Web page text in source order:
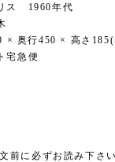
1960年代
行450 × 高さ
急便
前に必ずお読み下さ